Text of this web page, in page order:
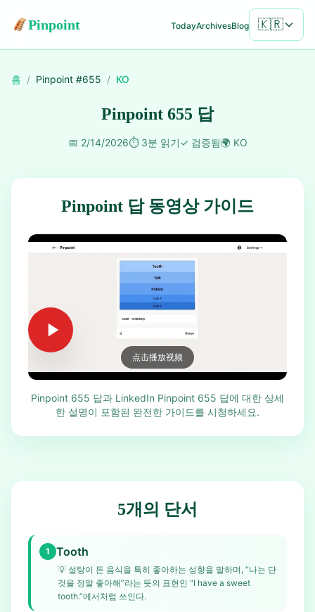
Pinpoint TodayArchivesBlog 🇰🇷
홈 / Pinpoint #655 / KO
Pinpoint 655 답
📅 2/14/2026⏱️ 3분 읽기✓ 검증됨🌍 KO
Pinpoint 답 동영상 가이드
点击播放视频
Pinpoint 655 답과 LinkedIn Pinpoint 655 답에 대한 상세
한 설명이 포함된 완전한 가이드를 시청하세요.
5개의 단서
1 Tooth
💡 설탕이 든 음식을 특히 좋아하는 성향을 말하며, “나는 단
것을 정말 좋아해”라는 뜻의 표현인 “I have a sweet
tooth.”에서처럼 쓰인다.